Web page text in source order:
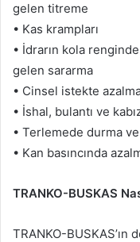
gelen titreme
• Kas krampları
• İdrarın kola
gelen sararma
• Cinsel istekte
• İshal, bulantı ve
• Terlemede durma
• Kan basıncında
TRANKO-BUSKAS
TRANKO-BUSKAS’ın